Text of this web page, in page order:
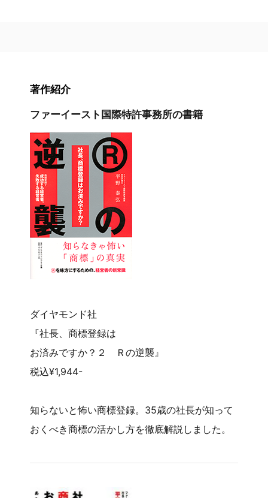
著作紹介
ファーイースト国際特許事務所の書籍
ダイヤモンド社
『社長、商標登録は
お済みですか？２ Ｒの逆襲』
税込¥1,944-
知らないと怖い商標登録。35歳の社長が知って
おくべき商標の活かし方を徹底解説しました。